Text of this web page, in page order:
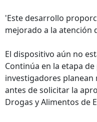
'Este desarrollo
mejorado a la atención
El dispositivo aún no
Continúa en la etapa
investigadores planean
antes de solicitar la
Drogas y Alimentos de